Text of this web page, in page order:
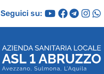
Seguici su: